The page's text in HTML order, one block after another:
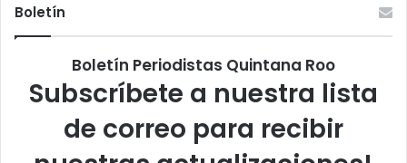
Boletín
Boletín Periodistas Quintana Roo
Subscríbete a nuestra lista
de correo para recibir